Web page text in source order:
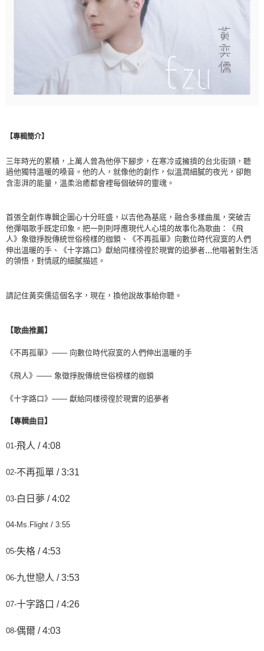
【專輯簡介】
三年時光的累積，上萬人曾為他停下腳步，在寒冷或擁擠的台北街頭，聽
過他獨特溫暖的嗓音。他的人，就像他的創作，似溫潤細膩的夜光，卻飽
含澎湃的能量，溫柔治癒都會裡每個破碎的靈魂。
首張全創作專輯企圖心十分旺盛，以吉他為基底，融合多樣曲風，突破吉
他彈唱歌手既定印象。把一則則呼應現代人心境的故事化為歌曲：《飛
人》象徵掙脫傳統世俗榜樣的枷鎖、《不再孤單》向數位時代寂寞的人們
伸出溫暖的手、《十字路口》獻給同樣徬徨於現實的追夢者...他唱著對生活
的領悟，對情感的細膩描述。
請記住黃奕儒這個名字，現在，換他說故事給你聽。
【歌曲推薦】
《不再孤單》—— 向數位時代寂寞的人們伸出溫暖的手
《飛人》—— 象徵掙脫傳統世俗榜樣的枷鎖
《十字路口》—— 獻給同樣徬徨於現實的追夢者
【專輯曲目】
01-飛人 / 4:08
02-不再孤單 / 3:31
03-白日夢 / 4:02
04-Ms.Flight / 3:55
05-失格 / 4:53
06-九世戀人 / 3:53
07-十字路口 / 4:26
08-偶爾 / 4:03